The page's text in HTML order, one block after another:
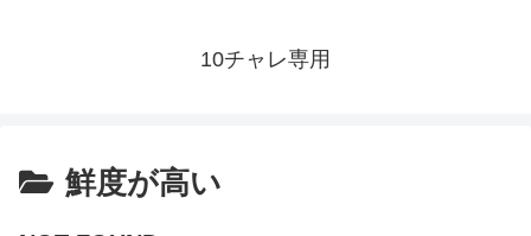
10チャレ専用
鮮度が高い